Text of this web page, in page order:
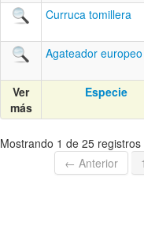
Curruca tomillera
Agateador europeo
Ver
más
Especie
Mostrando 1 de 25
← Anterior
1